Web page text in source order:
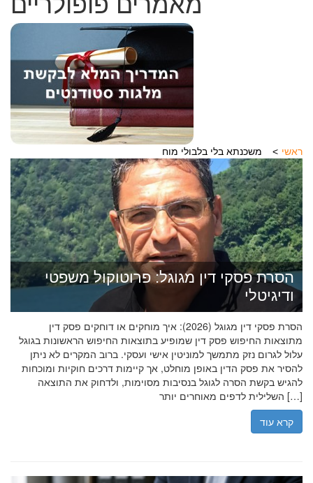
ראשי משכנתא בלי בלבולי מוח
הסרת פסקי דין מגוגל: פרוטוקול משפטי
ודיגיטלי
הסרת פסקי דין מגוגל (2026): איך מוחקים או דוחקים פסק דין
מתוצאות החיפוש פסק דין שמופיע בתוצאות החיפוש הראשונות בגוגל
עלול לגרום נזק מתמשך למוניטין אישי ועסקי. ברוב המקרים לא ניתן
להסיר את פסק הדין באופן מוחלט, אך קיימות דרכים חוקיות ומוכחות
להגיש בקשת הסרה לגוגל בנסיבות מסוימות, ולדחוק את התוצאה
השלילית לדפים מאוחרים יותר […]
קרא עוד